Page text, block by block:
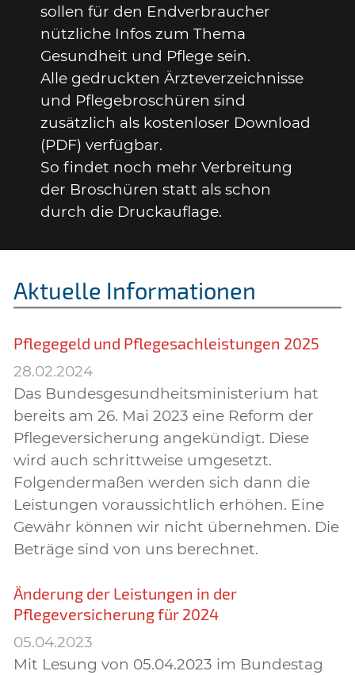
sollen für den Endverbraucher
nützliche Infos zum Thema
Gesundheit und Pflege sein.
Alle gedruckten Ärzteverzeichnisse
und Pflegebroschüren sind
zusätzlich als kostenloser Download
(PDF) verfügbar.
So findet noch mehr Verbreitung
der Broschüren statt als schon
durch die Druckauflage.
Aktuelle Informationen
Pflegegeld und Pflegesachleistungen 2025
28.02.2024
Das Bundesgesundheitsministerium hat
bereits am 26. Mai 2023 eine Reform der
Pflegeversicherung angekündigt. Diese
wird auch schrittweise umgesetzt.
Folgendermaßen werden sich dann die
Leistungen voraussichtlich erhöhen. Eine
Gewähr können wir nicht übernehmen. Die
Beträge sind von uns berechnet.
Änderung der Leistungen in der
Pflegeversicherung für 2024
05.04.2023
Mit Lesung von 05.04.2023 im Bundestag